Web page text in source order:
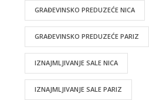
GRAĐEVINSKO PREDUZEĆE NICA
GRAĐEVINSKO PREDUZEĆE PARIZ
IZNAJMLJIVANJE SALE NICA
IZNAJMLJIVANJE SALE PARIZ